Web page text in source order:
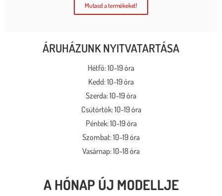
Mutasd a termékeket!
ÁRUHÁZUNK NYITVATARTÁSA
Hétfő: 10-19 óra
Kedd: 10-19 óra
Szerda: 10-19 óra
Csütörtök: 10-19 óra
Péntek: 10-19 óra
Szombat: 10-19 óra
Vasárnap: 10-18 óra
A HÓNAP ÚJ MODELLJE